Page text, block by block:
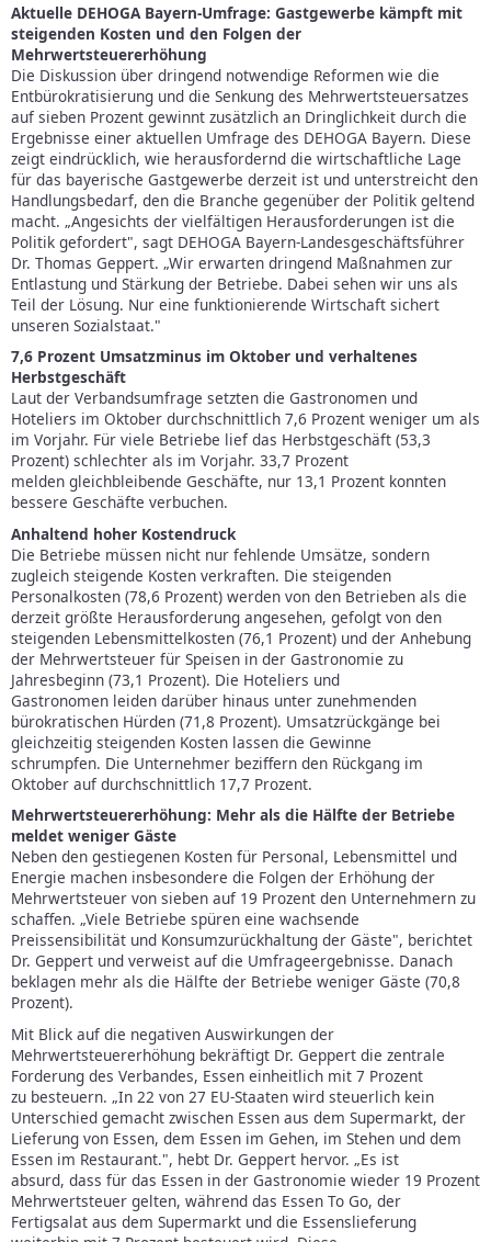
Aktuelle DEHOGA Bayern-Umfrage: Gastgewerbe kämpft mit
steigenden Kosten und den Folgen der
Mehrwertsteuererhöhung
Die Diskussion über dringend notwendige Reformen wie die
Entbürokratisierung und die Senkung des Mehrwertsteuersatzes
auf sieben Prozent gewinnt zusätzlich an Dringlichkeit durch die
Ergebnisse einer aktuellen Umfrage des DEHOGA Bayern. Diese
zeigt eindrücklich, wie herausfordernd die wirtschaftliche Lage
für das bayerische Gastgewerbe derzeit ist und unterstreicht den
Handlungsbedarf, den die Branche gegenüber der Politik geltend
macht. „Angesichts der vielfältigen Herausforderungen ist die
Politik gefordert", sagt DEHOGA Bayern-Landesgeschäftsführer
Dr. Thomas Geppert. „Wir erwarten dringend Maßnahmen zur
Entlastung und Stärkung der Betriebe. Dabei sehen wir uns als
Teil der Lösung. Nur eine funktionierende Wirtschaft sichert
unseren Sozialstaat."
7,6 Prozent Umsatzminus im Oktober und verhaltenes
Herbstgeschäft
Laut der Verbandsumfrage setzten die Gastronomen und
Hoteliers im Oktober durchschnittlich 7,6 Prozent weniger um als
im Vorjahr. Für viele Betriebe lief das Herbstgeschäft (53,3
Prozent) schlechter als im Vorjahr. 33,7 Prozent
melden gleichbleibende Geschäfte, nur 13,1 Prozent konnten
bessere Geschäfte verbuchen.
Anhaltend hoher Kostendruck
Die Betriebe müssen nicht nur fehlende Umsätze, sondern
zugleich steigende Kosten verkraften. Die steigenden
Personalkosten (78,6 Prozent) werden von den Betrieben als die
derzeit größte Herausforderung angesehen, gefolgt von den
steigenden Lebensmittelkosten (76,1 Prozent) und der Anhebung
der Mehrwertsteuer für Speisen in der Gastronomie zu
Jahresbeginn (73,1 Prozent). Die Hoteliers und
Gastronomen leiden darüber hinaus unter zunehmenden
bürokratischen Hürden (71,8 Prozent). Umsatzrückgänge bei
gleichzeitig steigenden Kosten lassen die Gewinne
schrumpfen. Die Unternehmer beziffern den Rückgang im
Oktober auf durchschnittlich 17,7 Prozent.
Mehrwertsteuererhöhung: Mehr als die Hälfte der Betriebe
meldet weniger Gäste
Neben den gestiegenen Kosten für Personal, Lebensmittel und
Energie machen insbesondere die Folgen der Erhöhung der
Mehrwertsteuer von sieben auf 19 Prozent den Unternehmern zu
schaffen. „Viele Betriebe spüren eine wachsende
Preissensibilität und Konsumzurückhaltung der Gäste", berichtet
Dr. Geppert und verweist auf die Umfrageergebnisse. Danach
beklagen mehr als die Hälfte der Betriebe weniger Gäste (70,8
Prozent).
Mit Blick auf die negativen Auswirkungen der
Mehrwertsteuererhöhung bekräftigt Dr. Geppert die zentrale
Forderung des Verbandes, Essen einheitlich mit 7 Prozent
zu besteuern. „In 22 von 27 EU-Staaten wird steuerlich kein
Unterschied gemacht zwischen Essen aus dem Supermarkt, der
Lieferung von Essen, dem Essen im Gehen, im Stehen und dem
Essen im Restaurant.", hebt Dr. Geppert hervor. „Es ist
absurd, dass für das Essen in der Gastronomie wieder 19 Prozent
Mehrwertsteuer gelten, während das Essen To Go, der
Fertigsalat aus dem Supermarkt und die Essenslieferung